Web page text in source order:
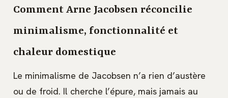
Comment Arne Jacobsen réconcilie
minimalisme, fonctionnalité et
chaleur domestique
Le minimalisme de Jacobsen n’a rien d’austère
ou de froid. Il cherche l’épure, mais jamais au